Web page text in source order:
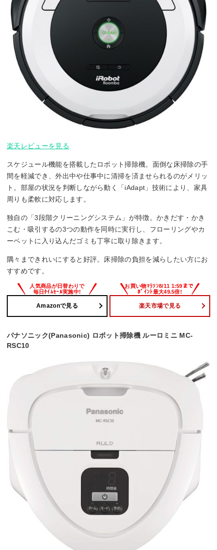
楽天レビューを見る
スケジュール機能を搭載したロボット掃除機。面倒な床掃除の手
間を軽減でき、外出中や仕事中に清掃を済ませられるのがメリッ
ト。部屋の状況を判断しながら動く「iAdapt」技術により、家具
周りも柔軟に対応します。
独自の「3段階クリーニングシステム」が特徴。かきだす・かき
こむ・吸引するの3つの動作を同時に実行し、フローリングやカ
ーペットに入り込んだゴミも丁寧に取り除きます。
隅々まできれいにすると好評。床掃除の負担を減らしたい方にお
すすめです。
Amazonで見る 楽天市場で見る
パナソニック(Panasonic) ロボット掃除機 ルーロミニ MC-
RSC10